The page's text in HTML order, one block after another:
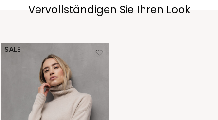
Vervollständigen Sie Ihren Look
SALE